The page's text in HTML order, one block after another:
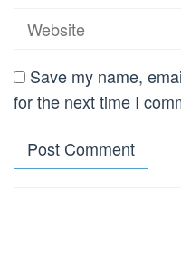
Save my name,
for the next time I